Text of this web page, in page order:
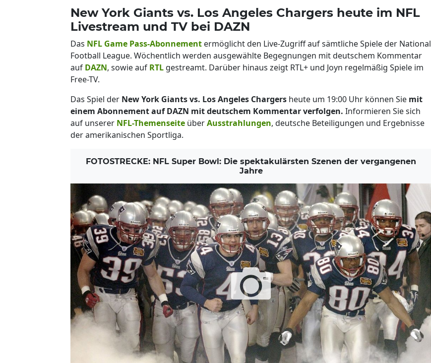
New York Giants vs. Los Angeles Chargers heute im NFL
Livestream und TV bei DAZN
Das NFL Game Pass-Abonnement ermöglicht den Live-Zugriff auf sämtliche Spiele der National
Football League. Wöchentlich werden ausgewählte Begegnungen mit deutschem Kommentar
auf DAZN, sowie auf RTL gestreamt. Darüber hinaus zeigt RTL+ und Joyn regelmäßig Spiele im
Free-TV.
Das Spiel der New York Giants vs. Los Angeles Chargers heute um 19:00 Uhr können Sie mit
einem Abonnement auf DAZN mit deutschem Kommentar verfolgen. Informieren Sie sich
auf unserer NFL-Themenseite überAusstrahlungen, deutsche Beteiligungen und Ergebnisse
der amerikanischen Sportliga.
FOTOSTRECKE: NFL Super Bowl: Die spektakulärsten Szenen der vergangenen
Jahre